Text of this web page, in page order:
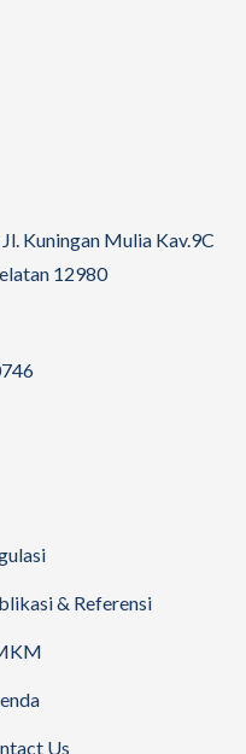
Kuningan Mulia Kav.9C
12980
& Referensi
Us